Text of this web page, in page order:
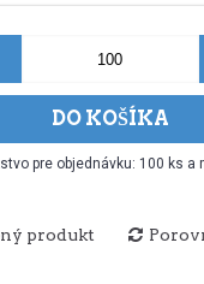
DO KOŠÍKA
pre objednávku: 100 ks a
produkt